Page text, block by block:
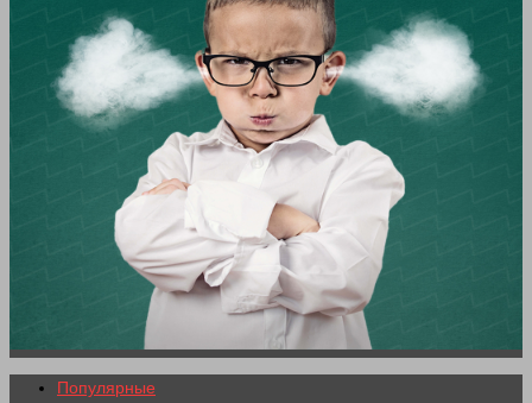
Популярные